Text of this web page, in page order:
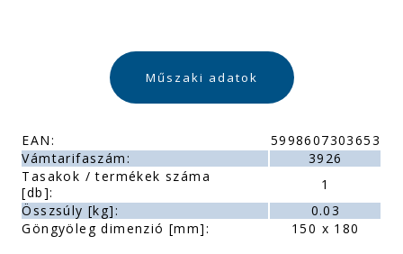
Műszaki adatok
EAN:
5998607303653
Vámtarifaszám:
3926
Tasakok / termékek száma
[db]:
1
Összsúly [kg]:
0.03
Göngyöleg dimenzió [mm]:
150 x 180